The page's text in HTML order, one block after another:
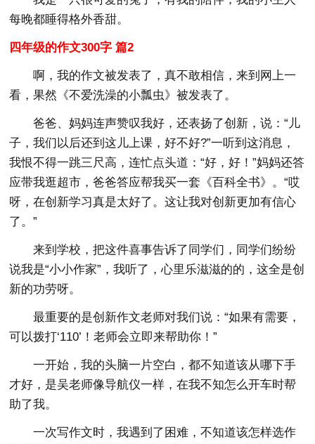
每晚都睡得格外香甜。
四年级的作文300字 篇2
啊，我的作文被发表了，真不敢相信，来到网上一
看，果然《不爱洗澡的小瓢虫》被发表了。
爸爸、妈妈连声赞叹我好，还表扬了创新，说：“儿
子，我们以后还到这儿上课，好不好?”一听到这消息，
我恨不得一跳三尺高，连忙点头道：“好，好！”妈妈还答
应带我逛超市，爸爸答应帮我买一套《百科全书》。“哎
呀，在创新学习真是太好了。这让我对创新更加有信心
了。”
来到学校，把这件喜事告诉了同学们，同学们纷纷
说我是“小小作家”，我听了，心里乐滋滋的的，这全是创
新的功劳呀。
最重要的是创新作文老师对我们说：“如果有需要，
可以拨打‘110’！老师会立即来帮助你！”
一开始，我的头脑一片空白，都不知道该从哪下手
才好，是吴老师像导航仪一样，在我不知怎么开车时帮
助了我。
一次写作文时，我遇到了困难，不知道该怎样选作